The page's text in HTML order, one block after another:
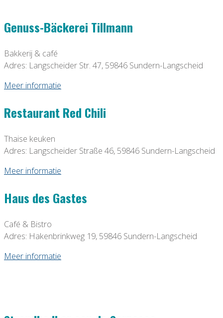
Genuss-Bäckerei Tillmann
Bakkerij & café
Adres: Langscheider Str. 47, 59846 Sundern-Langscheid
Meer informatie
Restaurant Red Chili
Thaise keuken
Adres: Langscheider Straße 46, 59846 Sundern-Langscheid
Meer informatie
Haus des Gastes
Café & Bistro
Adres: Hakenbrinkweg 19, 59846 Sundern-Langscheid
Meer informatie